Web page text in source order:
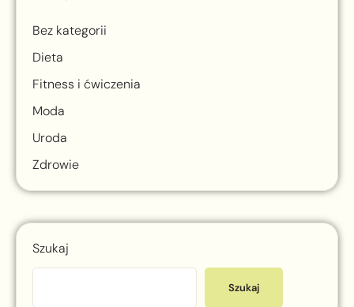
Bez kategorii
Dieta
Fitness i ćwiczenia
Moda
Uroda
Zdrowie
Szukaj
Szukaj